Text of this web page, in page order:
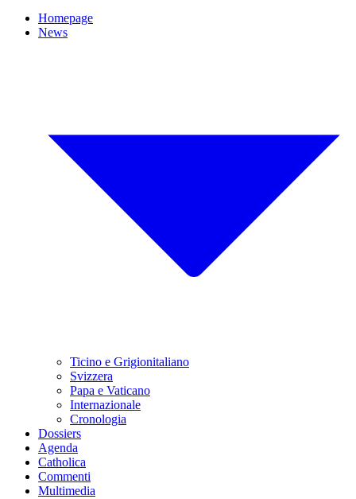
Homepage
News
Ticino e Grigionitaliano
Svizzera
Papa e Vaticano
Internazionale
Cronologia
Dossiers
Agenda
Catholica
Commenti
Multimedia